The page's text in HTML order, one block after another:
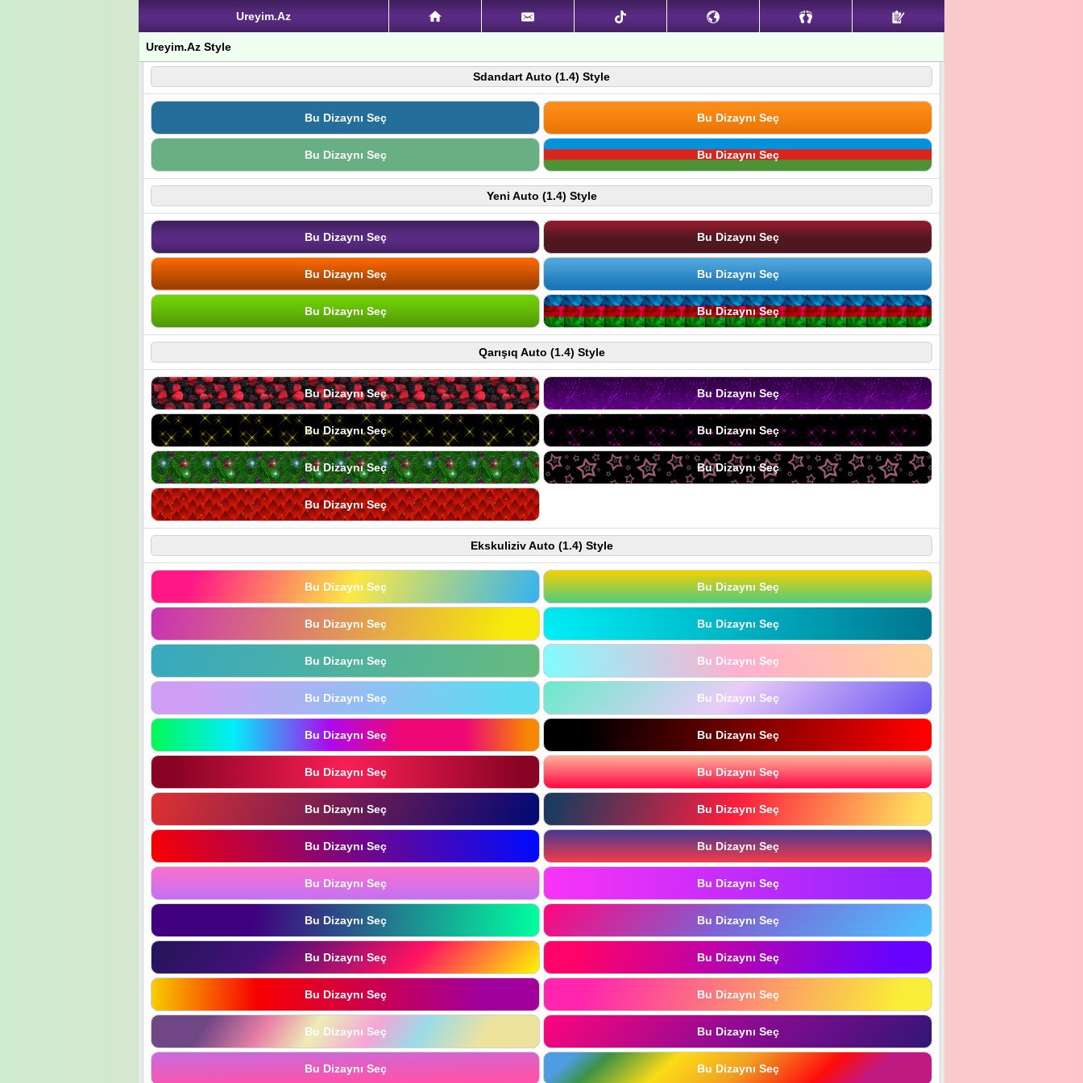
Ureyim.Az
Ureyim.Az Style
Sdandart Auto (1.4) Style
Bu Dizaynı Seç Bu Dizaynı Seç
Bu Dizaynı Seç Bu Dizaynı Seç
Yeni Auto (1.4) Style
Bu Dizaynı Seç Bu Dizaynı Seç
Bu Dizaynı Seç Bu Dizaynı Seç
Bu Dizaynı Seç Bu Dizaynı Seç
Qarışıq Auto (1.4) Style
Bu Dizaynı Seç Bu Dizaynı Seç
Bu Dizaynı Seç Bu Dizaynı Seç
Bu Dizaynı Seç Bu Dizaynı Seç
Bu Dizaynı Seç
Ekskuliziv Auto (1.4) Style
Bu Dizaynı Seç Bu Dizaynı Seç
Bu Dizaynı Seç Bu Dizaynı Seç
Bu Dizaynı Seç Bu Dizaynı Seç
Bu Dizaynı Seç Bu Dizaynı Seç
Bu Dizaynı Seç Bu Dizaynı Seç
Bu Dizaynı Seç Bu Dizaynı Seç
Bu Dizaynı Seç Bu Dizaynı Seç
Bu Dizaynı Seç Bu Dizaynı Seç
Bu Dizaynı Seç Bu Dizaynı Seç
Bu Dizaynı Seç Bu Dizaynı Seç
Bu Dizaynı Seç Bu Dizaynı Seç
Bu Dizaynı Seç Bu Dizaynı Seç
Bu Dizaynı Seç Bu Dizaynı Seç
Bu Dizaynı Seç Bu Dizaynı Seç